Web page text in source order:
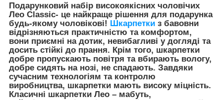
Подарунковий набір високоякісних чоловічих
Лео Classic- це найкраще рішення для подарунка
будь-якому чоловікові! Шкарпетки з бавовни
відрізняються практичністю та комфортом,
вони приємні на дотик, невибагливі у догляді та
досить стійкі до прання. Крім того, шкарпетки
добре пропускають повітря та вбирають вологу,
добре сидять на нозі, не спадають. Завдяки
сучасним технологіям та контролю
виробництва, шкарпетки мають високу міцність.
Класичні шкарпетки Лео – мабуть,